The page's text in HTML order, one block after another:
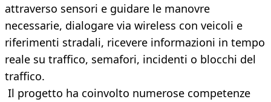
attraverso sensori e guidare le manovre
necessarie, dialogare via wireless con veicoli e
riferimenti stradali, ricevere informazioni in tempo
reale su traffico, semafori, incidenti o blocchi del
traffico.
Il progetto ha coinvolto numerose competenze